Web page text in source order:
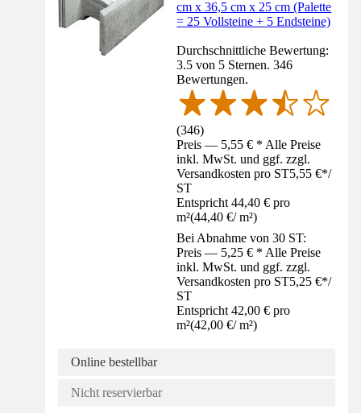
cm x 36,5 cm x 25 cm (Palette
= 25 Vollsteine + 5 Endsteine)
Durchschnittliche Bewertung:
3.5 von 5 Sternen. 346
Bewertungen.
(346)
Preis — 5,55 € * Alle Preise
inkl. MwSt. und ggf. zzgl.
Versandkosten pro ST5,55 €*/
ST
Entspricht 44,40 € pro
m²(44,40 €/ m²)
Bei Abnahme von 30 ST:
Preis — 5,25 € * Alle Preise
inkl. MwSt. und ggf. zzgl.
Versandkosten pro ST5,25 €*/
ST
Entspricht 42,00 € pro
m²(42,00 €/ m²)
Online bestellbar
Nicht reservierbar